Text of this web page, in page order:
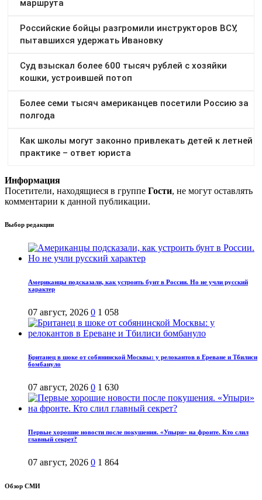
Информация
Посетители, находящиеся в группе Гости, не могут оставлять
комментарии к данной публикации.
Выбор редакции
Американцы подсказали, как устроить бунт в России. Но не учли русский
характер
07 август, 2026 0 1 058
Британец в шоке от собянинской Москвы: у релокантов в Ереване и Тбилиси
бомбануло
07 август, 2026 0 1 630
Первые хорошие новости после покушения. «Упыри» на фронте. Кто слил
главный секрет?
07 август, 2026 0 1 864
Обзор СМИ